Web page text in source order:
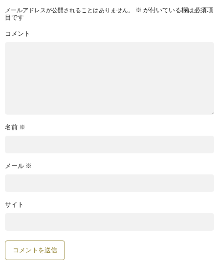
メールアドレスが公開されることはありません。 ※ が付いている欄は必須項
目です
コメント
名前 ※
メール ※
サイト